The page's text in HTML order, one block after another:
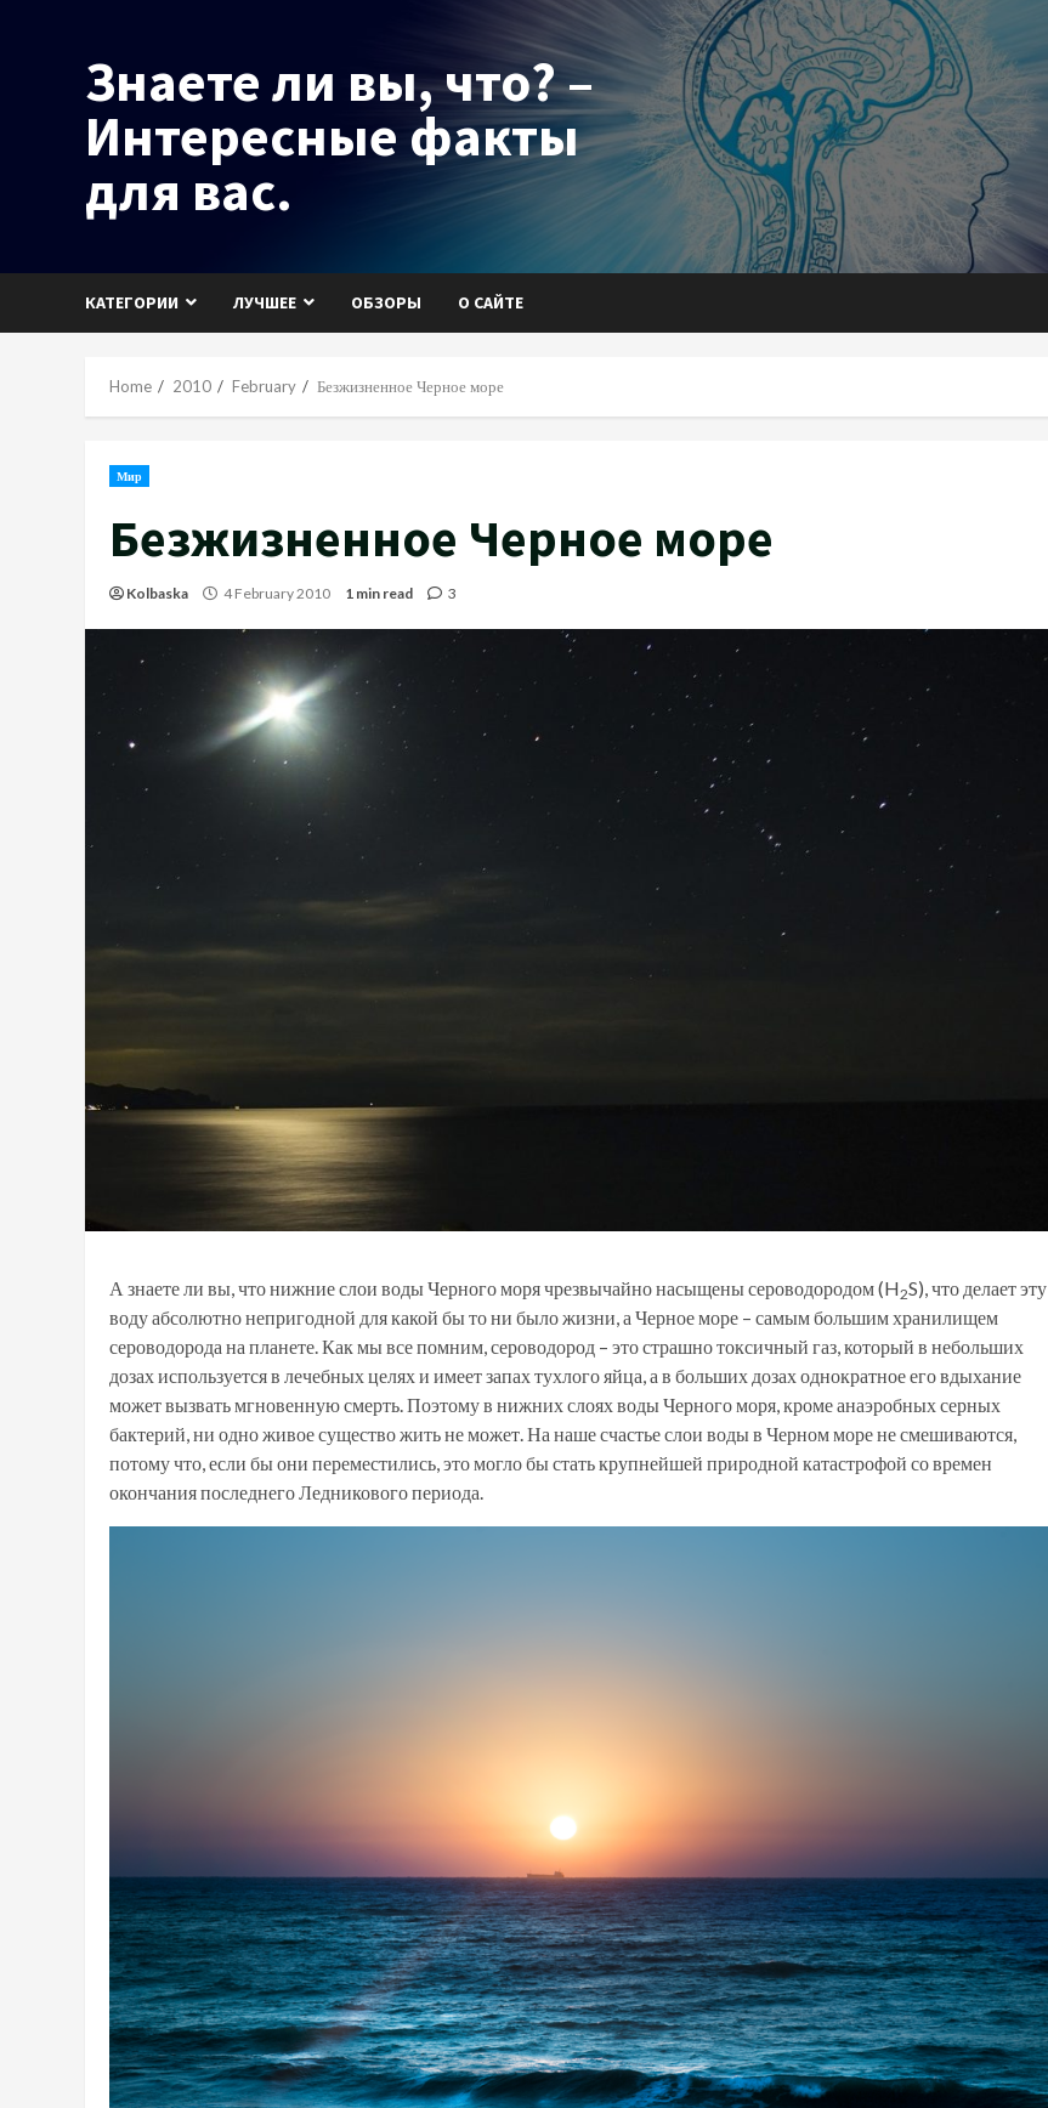
Знаете ли вы, что? –
Интересные факты
для вас.
КАТЕГОРИИ ЛУЧШЕЕ ОБЗОРЫ О САЙТЕ
Home 2010 February Безжизненное Черное море
Мир
Безжизненное Черное море
Kolbaska 4 February 2010 1 min read 3
А знаете ли вы, что нижние слои воды Черного моря чрезвычайно насыщены сероводородом (H2S), что делает эту
воду абсолютно непригодной для какой бы то ни было жизни, а Черное море – самым большим хранилищем
сероводорода на планете. Как мы все помним, сероводород – это страшно токсичный газ, который в небольших
дозах используется в лечебных целях и имеет запах тухлого яйца, а в больших дозах однократное его вдыхание
может вызвать мгновенную смерть. Поэтому в нижних слоях воды Черного моря, кроме анаэробных серных
бактерий, ни одно живое существо жить не может. На наше счастье слои воды в Черном море не смешиваются,
потому что, если бы они переместились, это могло бы стать крупнейшей природной катастрофой со времен
окончания последнего Ледникового периода.